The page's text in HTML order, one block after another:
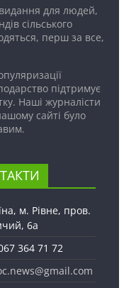
для людей,
сільського
перш за все,
підтримує
Наші журналісти
сайті було
м. Рівне, пров.
6а
364 71 72